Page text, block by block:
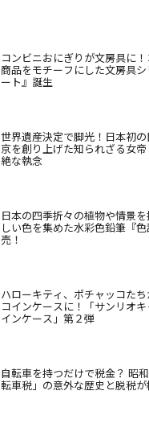
コンビニおにぎりが文房具に
商品をモチーフにした文房具
ート』誕生
世界遺産決定で脚光！日本初
京を創り上げた知られざる女
絶な執念
日本の四季折々の植物や情景
しい色を集めた水彩色鉛筆『
売！
ハローキティ、ポチャッコた
コインケースに！「サンリオ
インケース」第２弾
自転車を持つだけで税金？ 昭
転車税」の意外な歴史と脱税